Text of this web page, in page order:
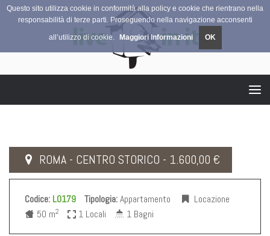
ROMA - CENTRO STORICO - 1.600,00 €
Codice: L0179 Tipologia:Appartamento
Locazione
50 m2 1 Locali 1 Bagni
Questo sito utilizza cookie in conformità alla policy e cookie che rientrano nella
responsabilità di terze parti. Proseguendo nella navigazione acconsenti
all’utilizzo di cookie. Maggiori Informazioni OK